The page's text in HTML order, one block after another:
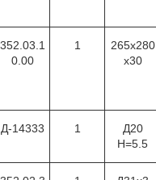
352.03.1
0.00
1
265х280
х30
Д-14333 1
Д20
Н=5.5